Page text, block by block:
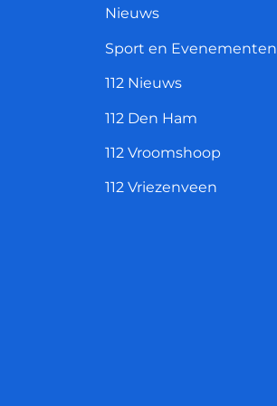
Nieuws
Sport en Evenementen
112 Nieuws
112 Den Ham
112 Vroomshoop
112 Vriezenveen